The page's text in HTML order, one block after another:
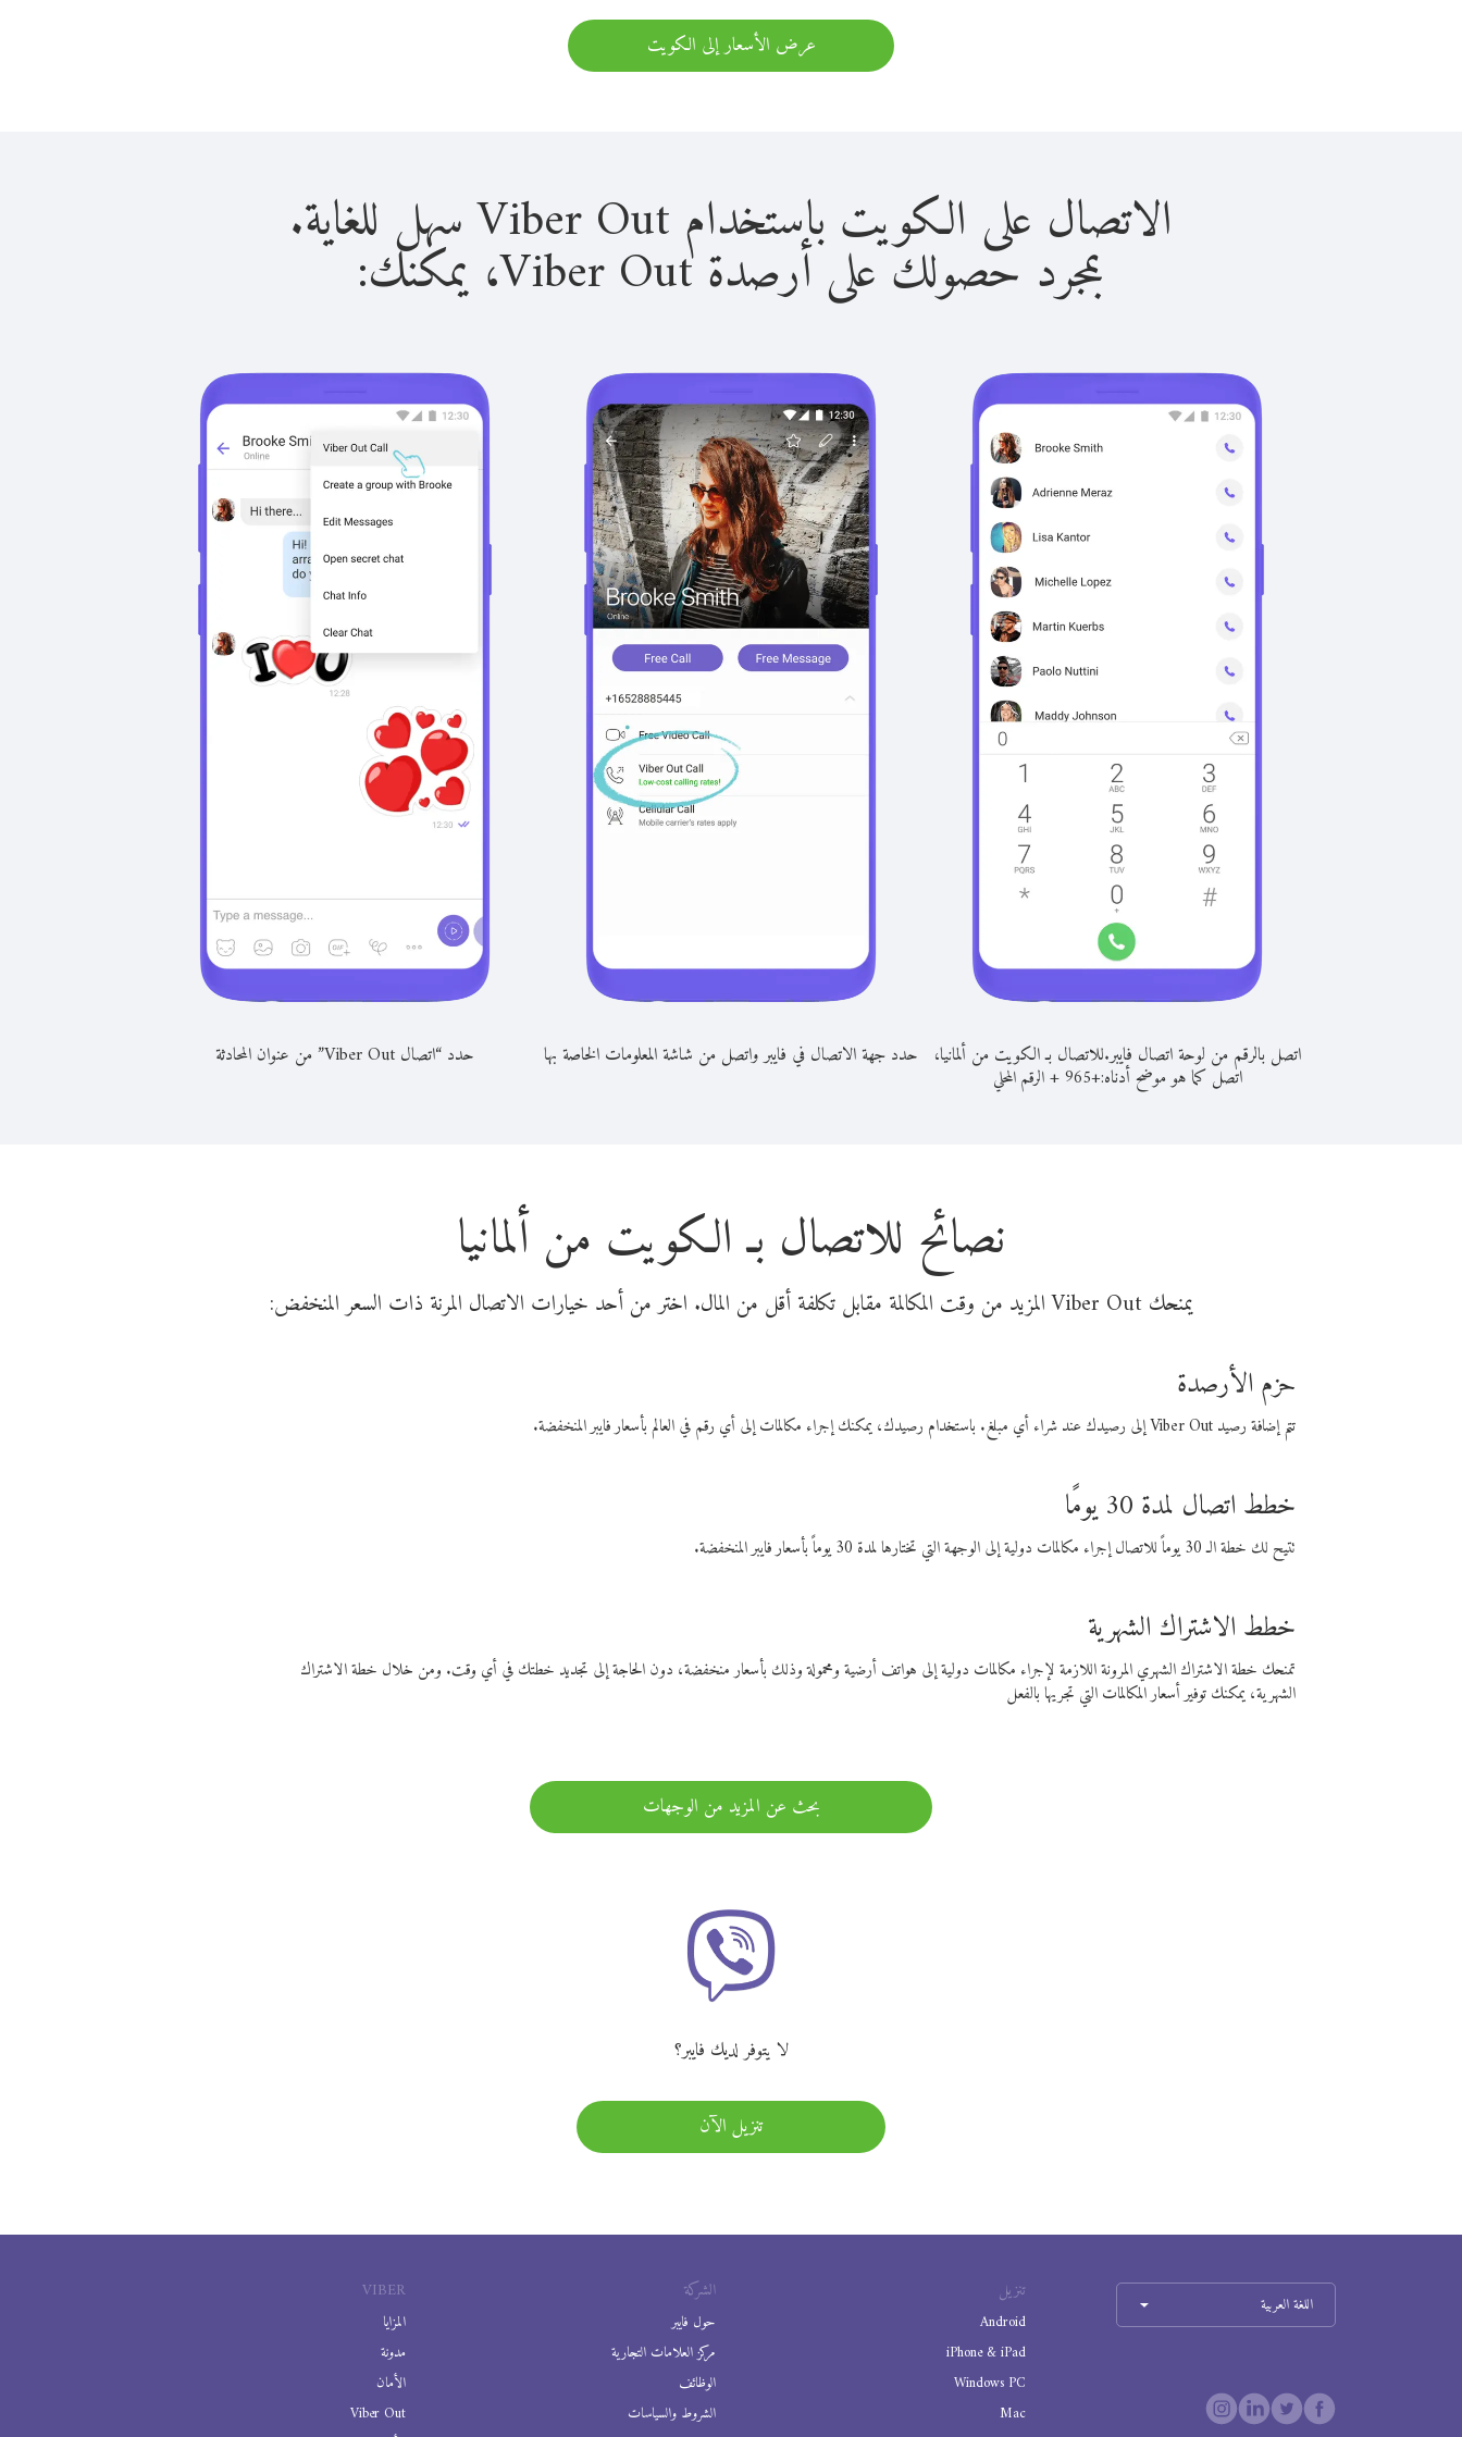
عرض الأسعار إلى الكويت
الاتصال على الكويت باستخدام Viber Out سهل للغاية.
بمجرد حصولك على أرصدة Viber Out، يمكنك:
اتصل بالرقم من لوحة اتصال فايبر.للاتصال بـ الكويت من ألمانيا،
اتصل كما هو موضح أدناه:+
965
+الرقم المحلي
حدد جهة الاتصال في فايبر واتصل من شاشة المعلومات الخاصة بها حدد “اتصال Viber Out” من عنوان المحادثة
نصائح للاتصال بـ الكويت من ألمانيا
يمنحك Viber Out المزيد من وقت المكالمة مقابل تكلفة أقل من المال. اختر من أحد خيارات الاتصال المرنة ذات السعر المنخفض:
حزم الأرصدة
تتم إضافة رصيد Viber Out إلى رصيدك عند شراء أي مبلغ. باستخدام رصيدك، يمكنك إجراء مكالمات إلى أي رقم في العالم بأسعار فايبر المنخفضة.
خطط اتصال لمدة 30 يومًا
تتيح لك خطة الـ 30 يوماً للاتصال إجراء مكالمات دولية إلى الوجهة التي تختارها لمدة 30 يوماً بأسعار فايبر المنخفضة.
خطط الاشتراك الشهرية
تمنحك خطة الاشتراك الشهري المرونة اللازمة لإجراء مكالمات دولية إلى هواتف أرضية ومحمولة وذلك بأسعار منخفضة، دون الحاجة إلى تجديد خطتك في أي وقت. ومن خلال خطة الاشتراك
الشهرية، يمكنك توفير أسعار المكالمات التي تجريها بالفعل
بحث عن المزيد من الوجهات
لا يتوفر لديك فايبر؟
تنزيل الآن
VIBER
المزايا
مدونة
الأمان
Viber Out
الشركة
حول فايبر
مركز العلامات التجارية
الوظائف
الشروط والسياسات
تنزيل
Android
iPhone & iPad
Windows PC
Mac
اللغة العربية